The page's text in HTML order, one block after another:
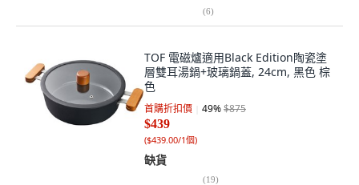
(6)
TOF 電磁爐適用Black Edition陶瓷塗
層雙耳湯鍋+玻璃鍋蓋, 24cm, 黑色 棕
色
首購折扣價 49%$875
$439
($439.00/1個)
缺貨
(19)